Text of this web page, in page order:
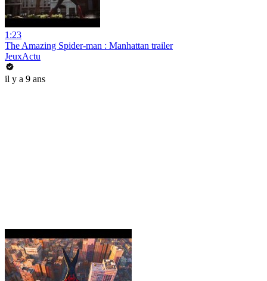
1:23
The Amazing Spider-man : Manhattan trailer
JeuxActu
il y a 9 ans